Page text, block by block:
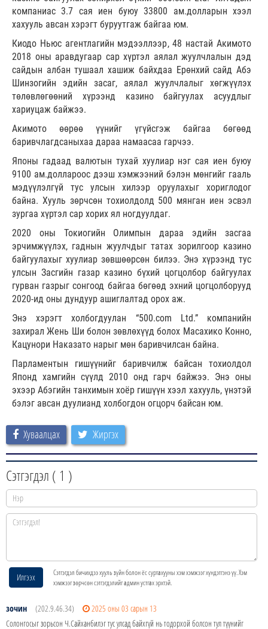
компаниас 3.7 сая иен буюу 33800 ам.долларын хээл
хахууль авсан хэрэгт буруутгаж байгаа юм.
Киодо Ньюс агентлагийн мэдээллээр, 48 настай Акимото
2018 оны аравдугаар сар хүртэл аялал жуулчлалын дэд
сайдын албан тушаал хашиж байхдаа Ерөнхий сайд Абэ
Шинзогийн эдийн засаг, аялал жуулчлалыг хөгжүүлэх
төлөвлөгөөний хүрээнд казино байгуулах асуудлыг
хариуцаж байжээ.
Акимото өөрөө үүнийг үгүйсгэж байгаа бөгөөд
баривчлагдсаныхаа дараа намаасаа гарчээ.
Японы гадаад валютын тухай хуулиар нэг сая иен буюу
9100 ам.доллароос дээш хэмжээний бэлэн мөнгийг гааль
мэдүүлэлгүй тус улсын хилээр оруулахыг хориглодог
байна. Хууль зөрчсөн тохиолдолд 500 мянган иен эсвэл
зургаа хүртэл сар хорих ял ногдуулдаг.
2020 оны Токиогийн Олимпын дараа эдийн засгаа
эрчимжүүлэх, гаднын жуулчдыг татах зорилгоор казино
байгуулахыг хуулиар зөвшөөрсөн билээ. Энэ хүрээнд тус
улсын Засгийн газар казино бүхий цогцолбор байгуулах
гурван газрыг сонгоод байгаа бөгөөд эхний цогцолборууд
2020-ид оны дундуур ашиглалтад орох аж.
Энэ хэрэгт холбогдуулан “500.com Ltd.” компанийн
захирал Жень Ши болон зөвлөхүүд болох Масахико Конно,
Кацунори Наказато нарыг мөн баривчилсан байна.
Парламентын гишүүнийг баривчилж байсан тохиолдол
Японд хамгийн сүүлд 2010 онд гарч байжээ. Энэ оны
эхээр Абэгийн танхимын хоёр гишүүн хээл хахууль, үнэтэй
бэлэг авсан дуулианд холбогдон огцорч байсан юм.
Хуваалцах Жиргэх
Сэтгэгдэл ( 1 )
Илгээх
Сэтгэгдэл бичихдээ хууль зүйн болон ёс суртахууны хэм хэмжээг хүндэтгэнэ үү. Хэм
хэмжээг зөрчсөн сэтгэгдэлийг админ устгах эрхтэй.
зочин (202.9.46.34)
2025 оны 03 сарын 13
Солонгосыг зорьсон Ч.Сайханбилэг тус улсад байхгүй нь тодорхой болсон тул түүнийг